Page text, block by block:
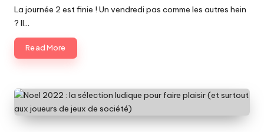
by
La journée 2 est finie ! Un vendredi pas comme les autres hein
? Il…
Read More